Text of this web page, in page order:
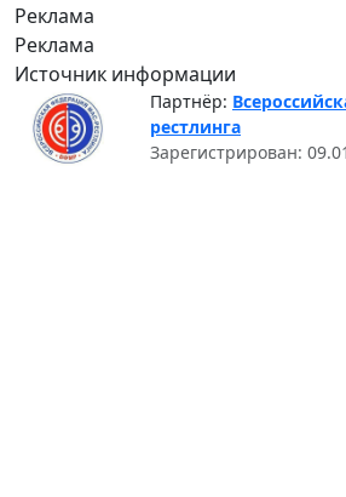
Реклама
Реклама
Источник информации
Партнёр:
рестлинга
Зарегистрирован: